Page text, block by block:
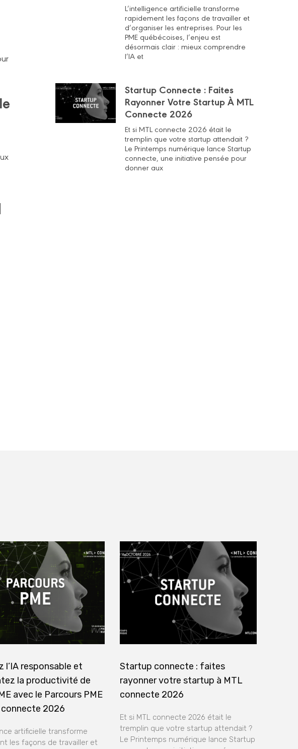
L’intelligence artificielle transforme
rapidement les façons de travailler et
d’organiser les entreprises. Pour les
PME québécoises, l’enjeu est
désormais clair : mieux comprendre
l’IA et
Startup Connecte : Faites
Rayonner Votre Startup À MTL
Connecte 2026
Et si MTL connecte 2026 était le
tremplin que votre startup attendait ?
Le Printemps numérique lance Startup
connecte, une initiative pensée pour
donner aux
l’IA responsable et
la productivité de
avec le Parcours PME
2026
artificielle transforme
les façons de travailler et
Startup connecte : faites
rayonner votre startup à MTL
connecte 2026
Et si MTL connecte 2026 était le
tremplin que votre startup attendait ?
Le Printemps numérique lance Startup